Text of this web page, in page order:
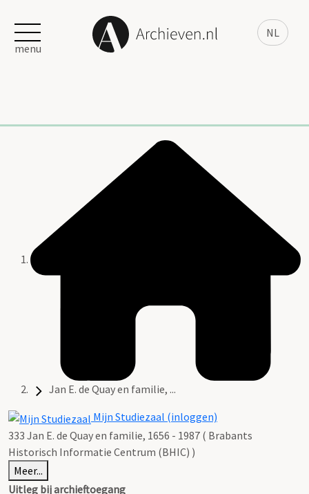
NL
menu
Jan E. de Quay en familie, ...
Mijn Studiezaal (inloggen)
333 Jan E. de Quay en familie, 1656 - 1987 ( Brabants
Historisch Informatie Centrum (BHIC) )
Meer...
Uitleg bij archieftoegang